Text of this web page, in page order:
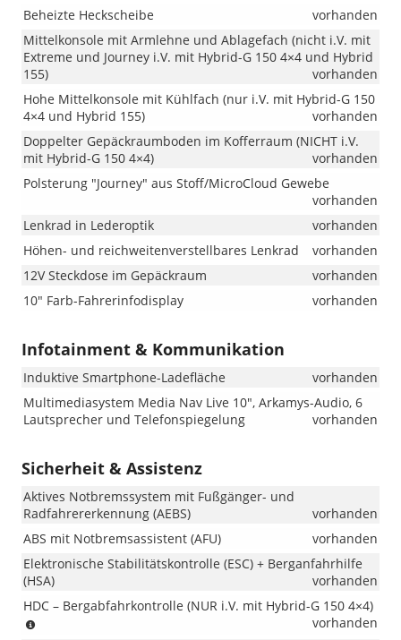
Beheizte Heckscheibe
vorhanden
Mittelkonsole mit Armlehne und Ablagefach (nicht i.V. mit
Extreme und Journey i.V. mit Hybrid-G 150 4×4 und Hybrid
155)
vorhanden
Hohe Mittelkonsole mit Kühlfach (nur i.V. mit Hybrid-G 150
4×4 und Hybrid 155)
vorhanden
Doppelter Gepäckraumboden im Kofferraum (NICHT i.V.
mit Hybrid-G 150 4×4)
vorhanden
Polsterung "Journey" aus Stoff/MicroCloud Gewebe
vorhanden
Lenkrad in Lederoptik
vorhanden
Höhen- und reichweitenverstellbares Lenkrad
vorhanden
12V Steckdose im Gepäckraum
vorhanden
10" Farb-Fahrerinfodisplay
vorhanden
Infotainment & Kommunikation
Induktive Smartphone-Ladefläche
vorhanden
Multimediasystem Media Nav Live 10", Arkamys-Audio, 6
Lautsprecher und Telefonspiegelung
vorhanden
Sicherheit & Assistenz
Aktives Notbremssystem mit Fußgänger- und
Radfahrererkennung (AEBS)
vorhanden
ABS mit Notbremsassistent (AFU)
vorhanden
Elektronische Stabilitätskontrolle (ESC) + Berganfahrhilfe
(HSA)
vorhanden
HDC – Bergabfahrkontrolle (NUR i.V. mit Hybrid-G 150 4×4)
vorhanden